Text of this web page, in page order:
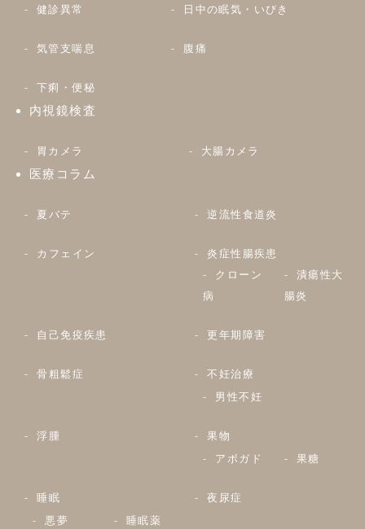
健診異常 日中の眠気・いびき
気管支喘息 腹痛
下痢・便秘
内視鏡検査
胃カメラ 大腸カメラ
医療コラム
夏バテ 逆流性食道炎
カフェイン
炎症性腸疾患
クローン
病
潰瘍性大
腸炎
自己免疫疾患 更年期障害
骨粗鬆症
不妊治療
男性不妊
浮腫
果物
アボガド
果糖
睡眠
悪夢
睡眠薬
夜尿症